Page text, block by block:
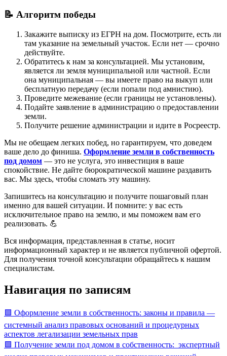
📝 Алгоритм победы
Закажите выписку из ЕГРН на дом. Посмотрите, есть ли
там указание на земельный участок. Если нет — срочно
действуйте.
Обратитесь к нам за консультацией. Мы установим,
является ли земля муниципальной или частной. Если
она муниципальная — вы имеете право на выкуп или
бесплатную передачу (если попали под амнистию).
Проведите межевание (если границы не установлены).
Подайте заявление в администрацию о предоставлении
земли.
Получите решение администрации и идите в Росреестр.
Мы не обещаем легких побед, но гарантируем, что доведем
ваше дело до финиша. Оформление земли в собственность
под домом — это не услуга, это инвестиция в ваше
спокойствие. Не дайте бюрократической машине раздавить
вас. Мы здесь, чтобы сломать эту машину.
Запишитесь на консультацию и получите пошаговый план
именно для вашей ситуации. И помните: у вас есть
исключительное право на землю, и мы поможем вам его
реализовать. 💪
Вся информация, представленная в статье, носит
информационный характер и не является публичной офертой.
Для получения точной консультации обращайтесь к нашим
специалистам.
Навигация по записям
🟩 Оформление земли в собственность: законы и правила —
системный анализ правовых оснований и процедурных
аспектов легализации земельных прав
🟩 Получение земли под домом в собственность: экспертный